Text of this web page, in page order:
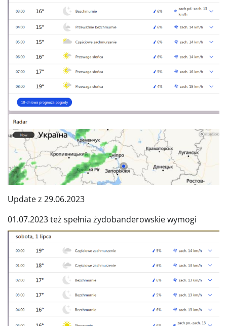
Update z 29.06.2023
01.07.2023 też spełnia żydobanderowskie wymogi